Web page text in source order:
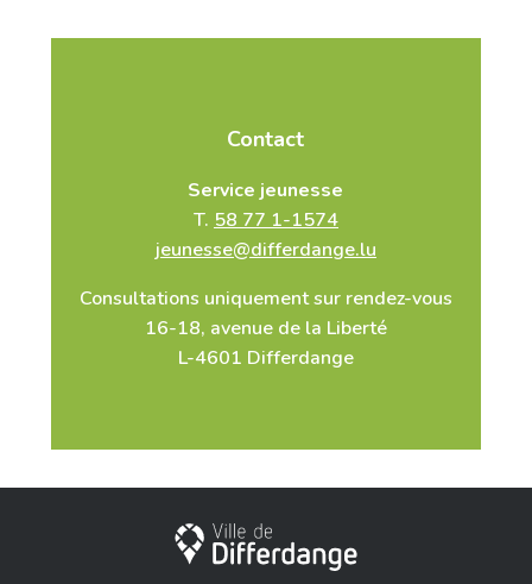
Contact
Service jeunesse
T. 58 77 1-1574
jeunesse@differdange.lu
Consultations uniquement sur rendez-vous
16-18, avenue de la Liberté
L-4601 Differdange
Ville de Differdange